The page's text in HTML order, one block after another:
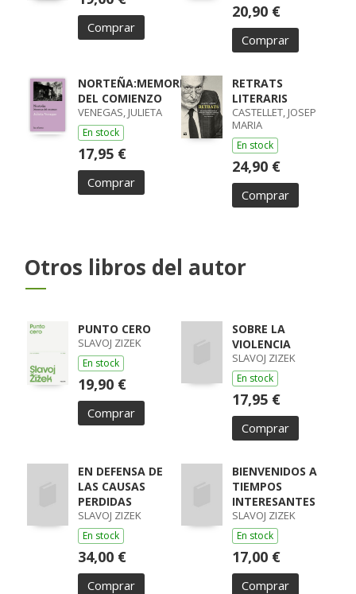
Comprar
20,90 €
Comprar
NORTEÑA:MEMORIAS
DEL COMIENZO
VENEGAS, JULIETA
En stock
17,95 €
Comprar
RETRATS
LITERARIS
CASTELLET, JOSEP
MARIA
En stock
24,90 €
Comprar
Otros libros del autor
PUNTO CERO
SLAVOJ ZIZEK
En stock
19,90 €
Comprar
SOBRE LA
VIOLENCIA
SLAVOJ ZIZEK
En stock
17,95 €
Comprar
EN DEFENSA DE
LAS CAUSAS
PERDIDAS
SLAVOJ ZIZEK
En stock
34,00 €
Comprar
BIENVENIDOS A
TIEMPOS
INTERESANTES
SLAVOJ ZIZEK
En stock
17,00 €
Comprar